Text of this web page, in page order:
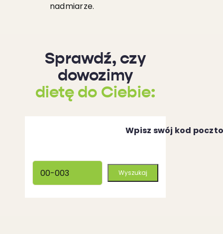
nadmiarze.
Sprawdź, czy
dowozimy
dietę do Ciebie:
Wpisz swój kod